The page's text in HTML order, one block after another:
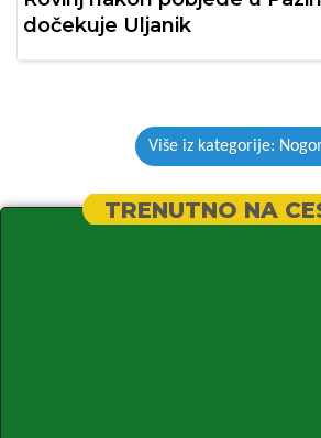
dočekuje Uljanik
Više iz kategorije:
TRENUTNO NA